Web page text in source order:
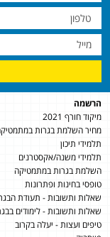
הרשמה
מיקוד חורף 2021
מחיר השלמת בגרות במתמטיקה 5
תלמידי תיכון
תלמידי משנה/אקסטרנים
השלמת בגרות במתמטיקה
טופסי בחינות ופתרונות
שאלות ותשובות - תעודת
שאלות ותשובות - לימודים
טיפים ועצות - יעלה בקרוב